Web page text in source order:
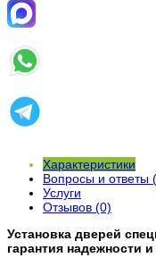
Характеристики
Вопросы и ответы
Услуги
Отзывов (0)
Установка дверей
гарантия надежности